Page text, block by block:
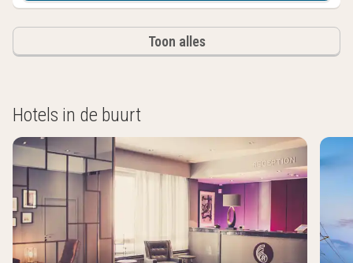
Toon alles
Hotels in de buurt